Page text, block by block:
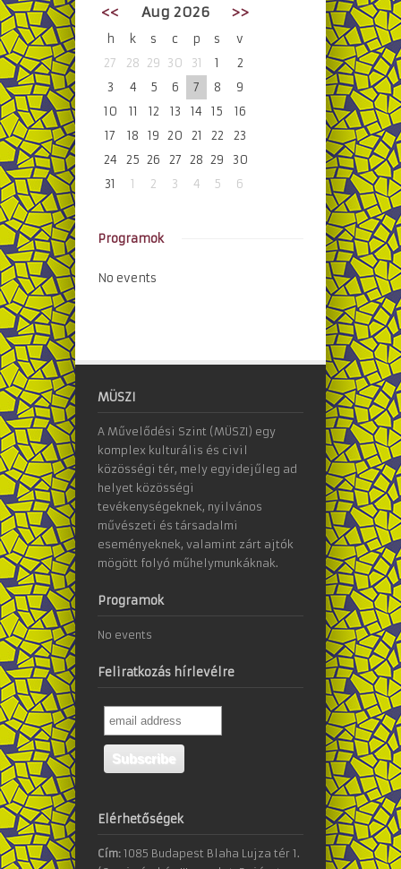
<< Aug 2026 >>
h k s c p s
v
27
28 29 30 31 1
2
3
4 5 6 7 8
9
10
11 12 13 14 15
16
17
18 19 20 21 22
23
24
25 26 27 28 29
30
31
1 2 3 4 5 6
Programok
No events
MÜSZI
A Művelődési Szint (MÜSZI) egy
komplex kulturális és civil
közösségi tér, mely egyidejűleg ad
helyet közösségi
tevékenységeknek, nyilvános
művészeti és társadalmi
eseményeknek, valamint zárt ajtók
mögött folyó műhelymunkáknak.
Programok
No events
Feliratkozás hírlevélre
Elérhetőségek
Cím: 1085 Budapest Blaha Lujza tér 1.